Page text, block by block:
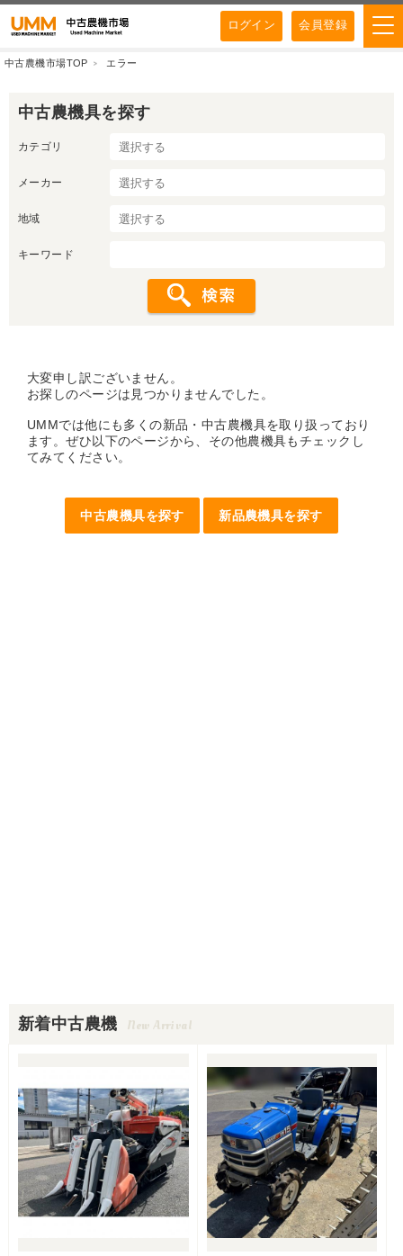
ログイン 会員登録
中古農機市場TOP エラー
中古農機具を探す
カテゴリ
メーカー
地域
キーワード
大変申し訳ございません。
お探しのページは見つかりませんでした。
UMMでは他にも多くの新品・中古農機具を取り扱っており
ます。ぜひ以下のページから、その他農機具もチェックし
てみてください。
中古農機具を探す 新品農機具を探す
新着中古農機 New Arrival